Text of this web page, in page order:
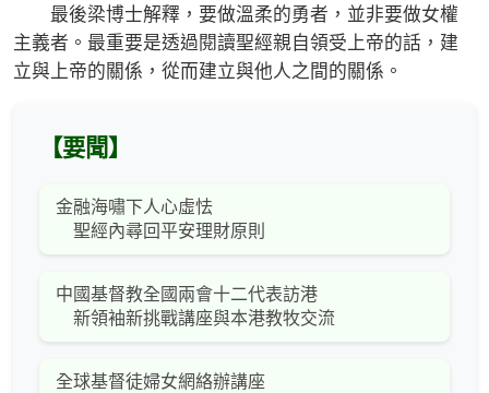
最後梁博士解釋，要做溫柔的勇者，並非要做女權
主義者。最重要是透過閱讀聖經親自領受上帝的話，建
立與上帝的關係，從而建立與他人之間的關係。
【要聞】
金融海嘯下人心虛怯
聖經內尋回平安理財原則
中國基督教全國兩會十二代表訪港
新領袖新挑戰講座與本港教牧交流
全球基督徒婦女網絡辦講座